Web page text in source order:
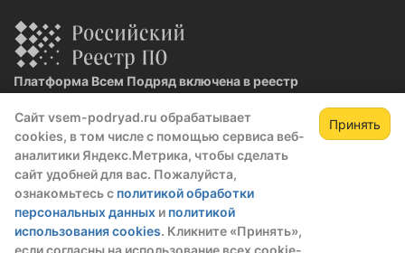
Сайт vsem-podryad.ru обрабатывает
cookies, в том числе с помощью сервиса веб-
аналитики Яндекс.Метрика, чтобы сделать
сайт удобней для вас. Пожалуйста,
ознакомьтесь с политикой обработки
персональных данных и политикой
использования cookies. Кликните «Принять»,
если согласны на использование всех cookie-
Принять
Платформа Всем Подряд включена в реестр
Реестровая запись №32021 от 06.02.2026
Политика конфиденциальности
О компании